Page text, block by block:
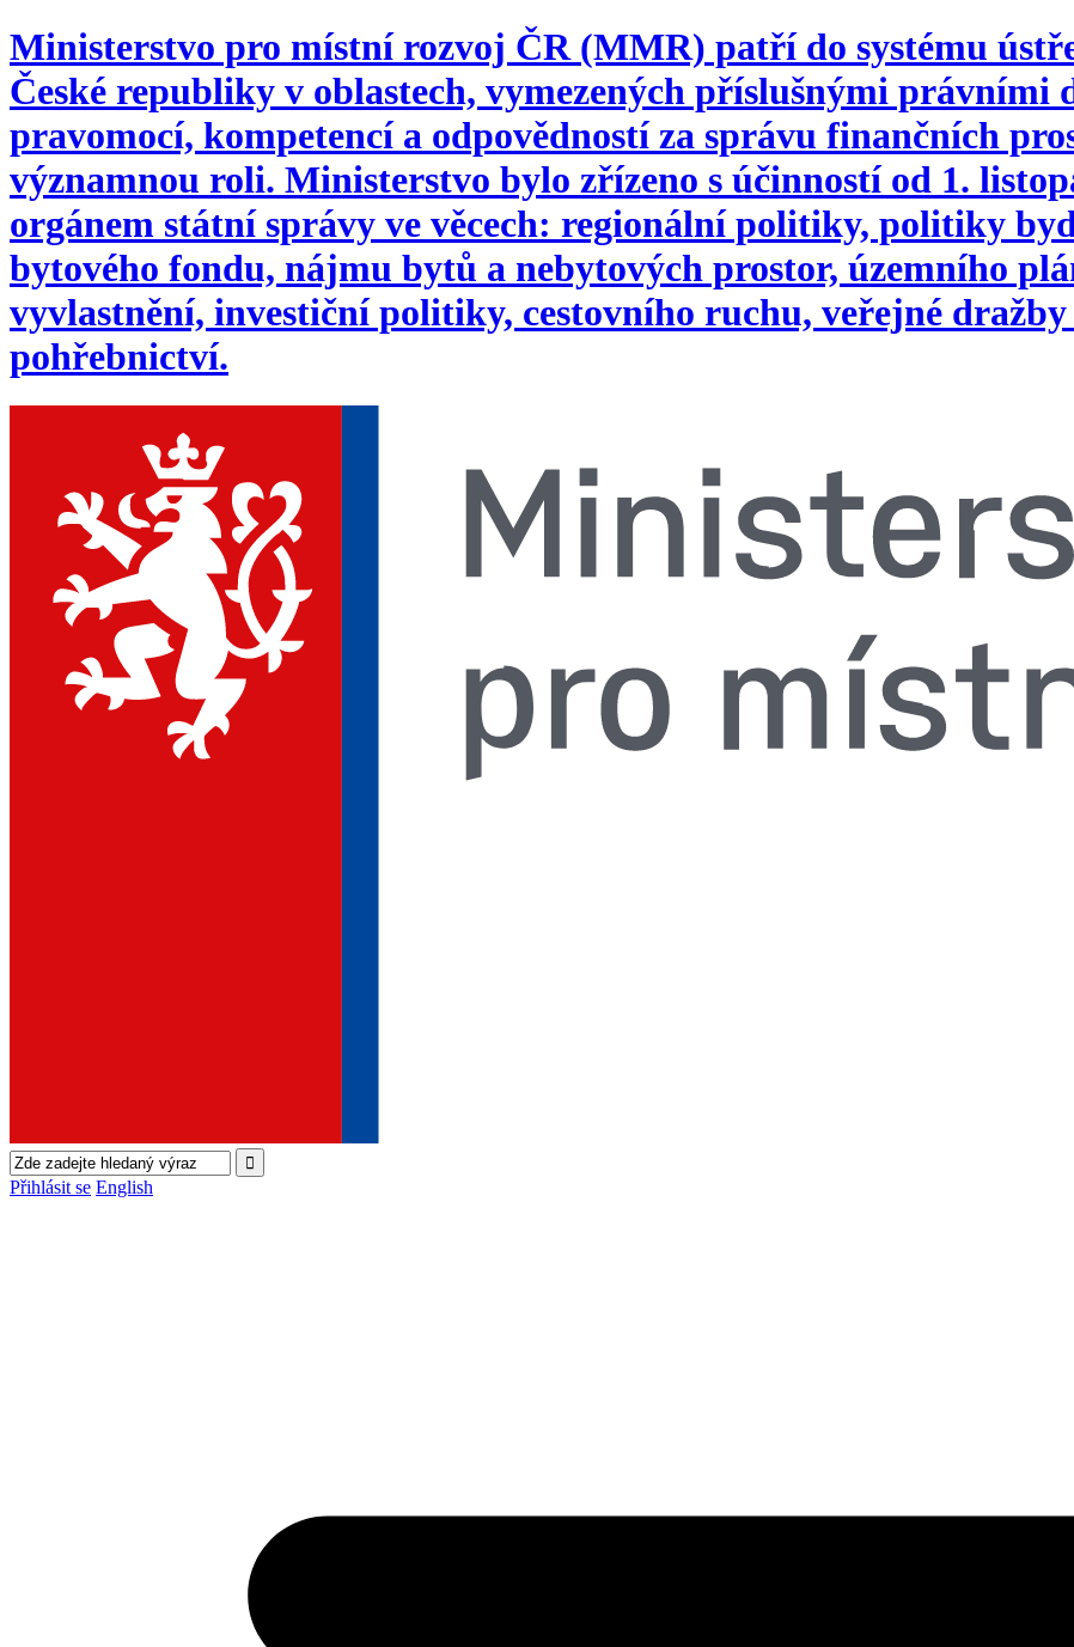
Ministerstvo pro místní rozvoj ČR (MMR) patří do systému
České republiky v oblastech, vymezených příslušnými právními
pravomocí, kompetencí a odpovědností za správu finančních
významnou roli. Ministerstvo bylo zřízeno s účinností od 1.
orgánem státní správy ve věcech: regionální politiky, politiky
bytového fondu, nájmu bytů a nebytových prostor, územního
vyvlastnění, investiční politiky, cestovního ruchu, veřejné
pohřebnictví.
Přihlásit se English